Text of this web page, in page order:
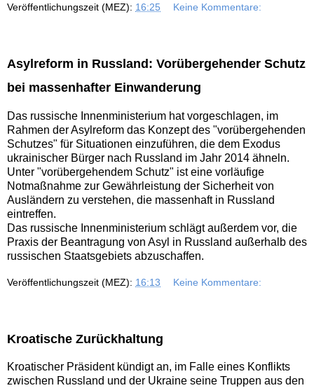
Veröffentlichungszeit (MEZ): 16:25 Keine Kommentare:
Asylreform in Russland: Vorübergehender Schutz
bei massenhafter Einwanderung
Das russische Innenministerium hat vorgeschlagen, im
Rahmen der Asylreform das Konzept des "vorübergehenden
Schutzes" für Situationen einzuführen, die dem Exodus
ukrainischer Bürger nach Russland im Jahr 2014 ähneln.
Unter "vorübergehendem Schutz" ist eine vorläufige
Notmaßnahme zur Gewährleistung der Sicherheit von
Ausländern zu verstehen, die massenhaft in Russland
eintreffen.
Das russische Innenministerium schlägt außerdem vor, die
Praxis der Beantragung von Asyl in Russland außerhalb des
russischen Staatsgebiets abzuschaffen.
Veröffentlichungszeit (MEZ): 16:13 Keine Kommentare:
Kroatische Zurückhaltung
Kroatischer Präsident kündigt an, im Falle eines Konflikts
zwischen Russland und der Ukraine seine Truppen aus den